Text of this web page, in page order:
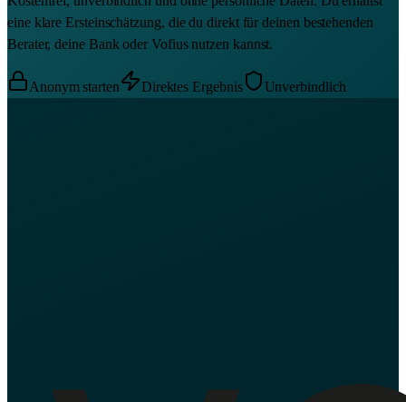
eine klare Ersteinschätzung, die du direkt für deinen bestehenden
Berater, deine Bank oder Vofius nutzen kannst.
Anonym starten Direktes Ergebnis Unverbindlich